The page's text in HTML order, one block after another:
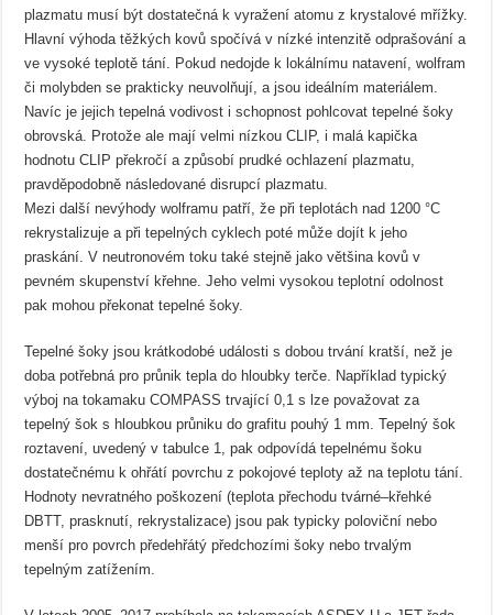
plazmatu musí být dostatečná k vyražení atomu z krystalové mřížky.
Hlavní výhoda těžkých kovů spočívá v nízké intenzitě odprašování a
ve vysoké teplotě tání. Pokud nedojde k lokálnímu natavení, wolfram
či molybden se prakticky neuvolňují, a jsou ideálním materiálem.
Navíc je jejich tepelná vodivost i schopnost pohlcovat tepelné šoky
obrovská. Protože ale mají velmi nízkou CLIP, i malá kapička
hodnotu CLIP překročí a způsobí prudké ochlazení plazmatu,
pravděpodobně následované disrupcí plazmatu.
Mezi další nevýhody wolframu patří, že při teplotách nad 1200 °C
rekrystalizuje a při tepelných cyklech poté může dojít k jeho
praskání. V neutronovém toku také stejně jako většina kovů v
pevném skupenství křehne. Jeho velmi vysokou teplotní odolnost
pak mohou překonat tepelné šoky.
Tepelné šoky jsou krátkodobé události s dobou trvání kratší, než je
doba potřebná pro průnik tepla do hloubky terče. Například typický
výboj na tokamaku COMPASS trvající 0,1 s lze považovat za
tepelný šok s hloubkou průniku do grafitu pouhý 1 mm. Tepelný šok
roztavení, uvedený v tabulce 1, pak odpovídá tepelnému šoku
dostatečnému k ohřátí povrchu z pokojové teploty až na teplotu tání.
Hodnoty nevratného poškození (teplota přechodu tvárné–křehké
DBTT, prasknutí, rekrystalizace) jsou pak typicky poloviční nebo
menší pro povrch předehřátý předchozími šoky nebo trvalým
tepelným zatížením.